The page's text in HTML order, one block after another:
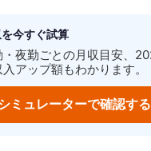
今すぐ試算
・夜勤ごとの月収目安、
アップ額もわかります。
ミュレーターで確認す